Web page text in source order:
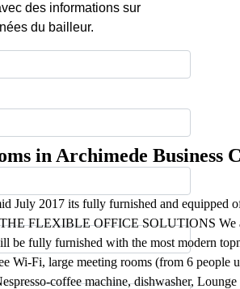
des informations sur
du bailleur.
in Archimede Business
July 2017 its fully furnished and equipped
THE FLEXIBLE OFFICE SOLUTIONS We
be fully furnished with the most modern
Wi-Fi, large meeting rooms (from 6
coffee machine, dishwasher,